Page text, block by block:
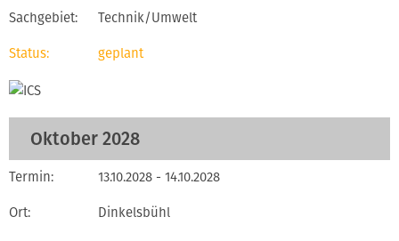
Technik/Umwelt
geplant
Oktober 2028
13.10.2028 - 14.10.2028
Dinkelsbühl